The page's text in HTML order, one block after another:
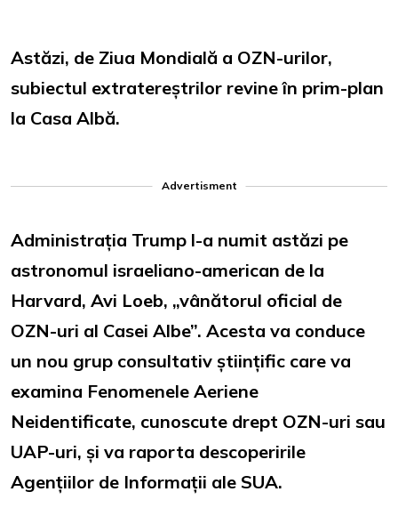
Astăzi, de Ziua Mondială a OZN-urilor,
subiectul extratereștrilor revine în prim-plan
la Casa Albă.
Advertisment
Administrația Trump l-a numit astăzi pe
astronomul israeliano-american de la
Harvard, Avi Loeb, „vânătorul oficial de
OZN-uri al Casei Albe”. Acesta va conduce
un nou grup consultativ științific care va
examina Fenomenele Aeriene
Neidentificate, cunoscute drept OZN-uri sau
UAP-uri, și va raporta descoperirile
Agențiilor de Informații ale SUA.